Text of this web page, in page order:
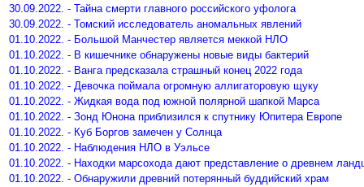
30.09.2022. - Тайна смерти главного российского уфолога
30.09.2022. - Томский исследователь аномальных явлений
01.10.2022. - Большой Манчестер является меккой НЛО
01.10.2022. - В кишечнике обнаружены новые виды бактерий
01.10.2022. - Ванга предсказала страшный конец 2022 года
01.10.2022. - Девочка поймала огромную аллигаторовую щуку
01.10.2022. - Жидкая вода под южной полярной шапкой Марса
01.10.2022. - Зонд Юнона приблизился к спутнику Юпитера Европе
01.10.2022. - Куб Боргов замечен у Солнца
01.10.2022. - Наблюдения НЛО в Уэльсе
01.10.2022. - Находки марсохода дают представление о древнем
01.10.2022. - Обнаружили древний потерянный буддийский храм